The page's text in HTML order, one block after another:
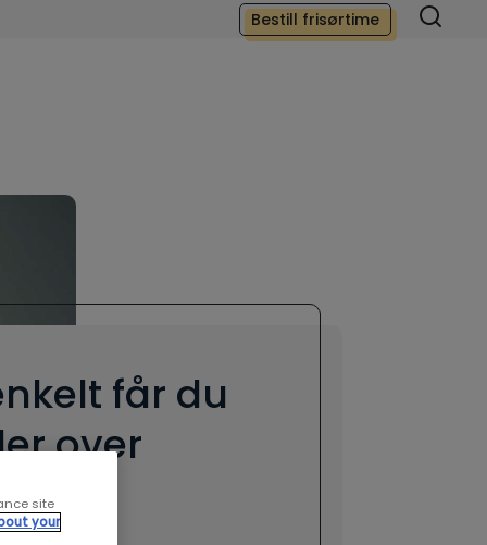
Bestill frisørtime
får du
over
site
your